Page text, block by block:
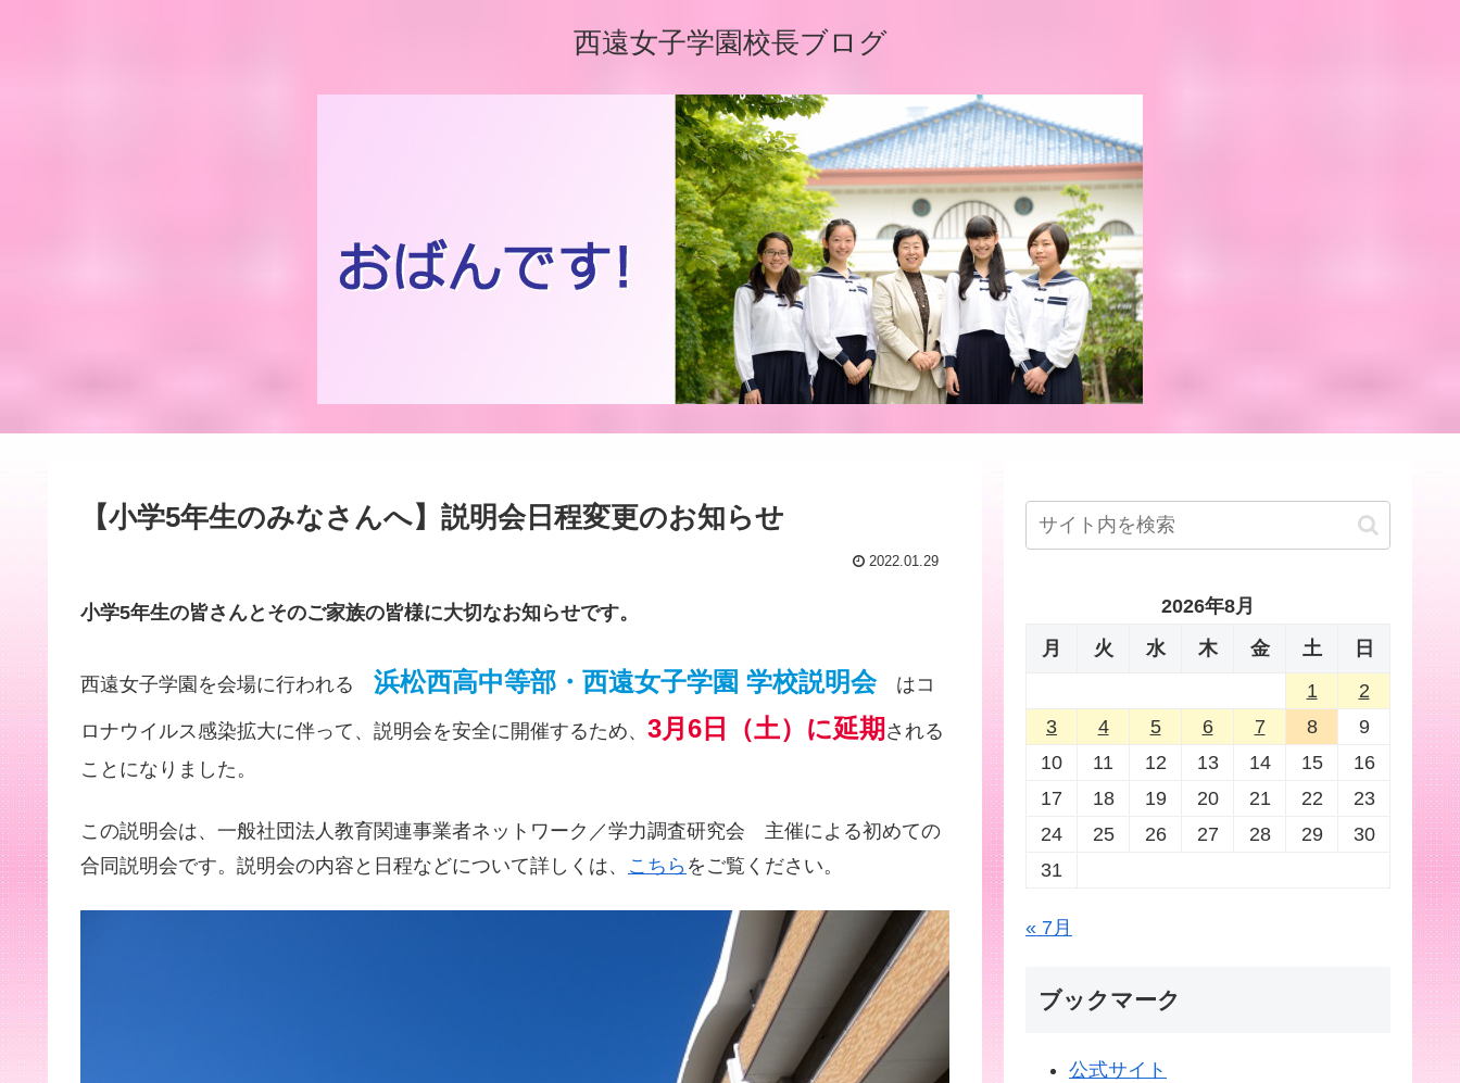
西遠女子学園校長ブログ
【小学5年生のみなさんへ】説明会日程変更のお知らせ
2022.01.29
小学5年生の皆さんとそのご家族の皆様に大切なお知らせです。
西遠女子学園を会場に行われる 浜松西高中等部・西遠女子学園 学校説明会はコ
ロナウイルス感染拡大に伴って、説明会を安全に開催するため、 3月6日（土）に延期 される
ことになりました。
この説明会は、一般社団法人教育関連事業者ネットワーク／学力調査研究会 主催による初めての
合同説明会です。説明会の内容と日程などについて詳しくは、 こちら をご覧ください。
2026年8月
月
火 水 木 金 土
日
1
2
3
4 5 6 7 8
9
10
11 12 13 14 15
16
17
18 19 20 21 22
23
24
25 26 27 28 29
30
31
« 7月
ブックマーク
公式サイト